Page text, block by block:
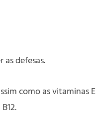
defesas.
como as vitaminas E